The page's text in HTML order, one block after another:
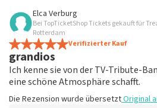
Bewertung von John Parera über
gut
Die Rezension wurde übersetzt
Elca Verburg
Bei TopTicketShop Tickets gekauft für
Rotterdam
Verifizierter Kauf
grandios
Ich kenne sie von der TV-Tribute-
eine schöne Atmosphäre schafft.
Die Rezension wurde übersetztOriginal